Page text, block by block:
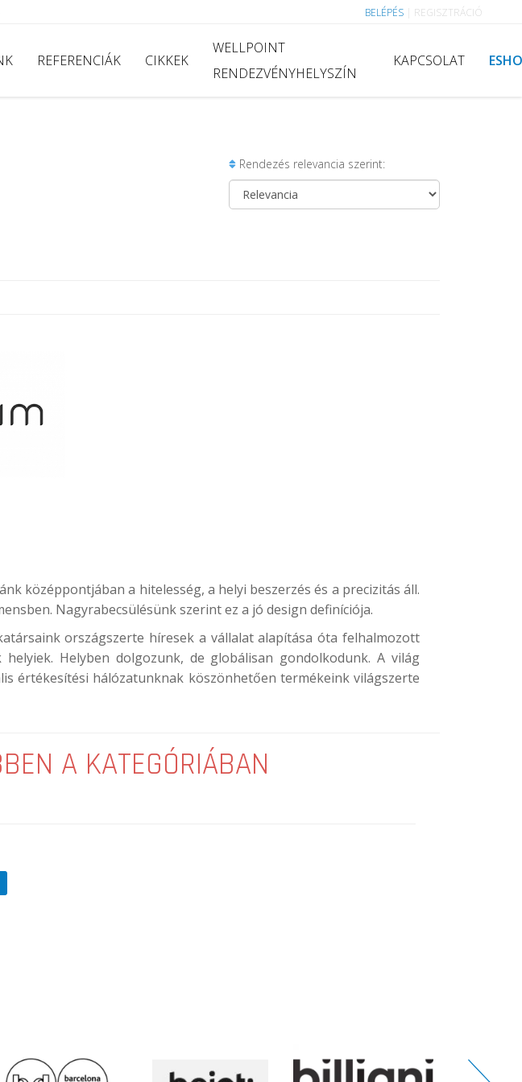
BELÉPÉS REGISZTRÁCIÓ
REFERENCIÁK CIKKEK
WELLPOINT
RENDEZVÉNYHELYSZÍN
KAPCSOLAT
Rendezés relevancia szerint:
középpontjában a hitelesség, a helyi beszerzés és a precizitás áll.
Nagyrabecsülésünk szerint ez a jó design definíciója.
országszerte híresek a vállalat alapítása óta felhalmozott
Helyben dolgozunk, de globálisan gondolkodunk. A világ
értékesítési hálózatunknak köszönhetően termékeink világszerte
A KATEGÓRIÁBAN